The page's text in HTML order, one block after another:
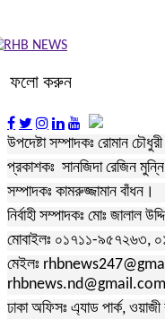
ফলো করুন
উপদেষ্টা সম্পাদকঃ রোমান
প্রকাশকঃ সানজিদা রেজিন
সম্পাদকঃ কামরুজ্জামান বাঁধন।
নির্বাহী সম্পাদকঃ মোঃ জালাল
মোবাইলঃ ০১৭১১-৯৫৭২৬৩,
মেইলঃ
rhbnews.nd@gmail.com
ঢাকা অফিসঃ এ্যাড পার্ক,